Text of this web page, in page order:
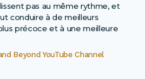
pas au même rythme, et
conduire à de meilleurs
précoce et à une meilleure
Beyond YouTube Channel